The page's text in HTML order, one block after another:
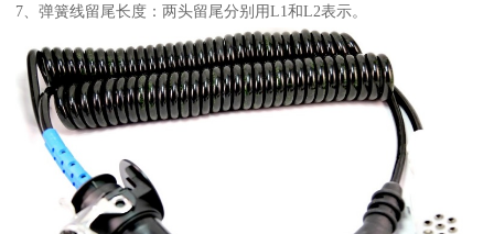
7、弹簧线留尾长度：两头留尾分别用L1和L2表示。